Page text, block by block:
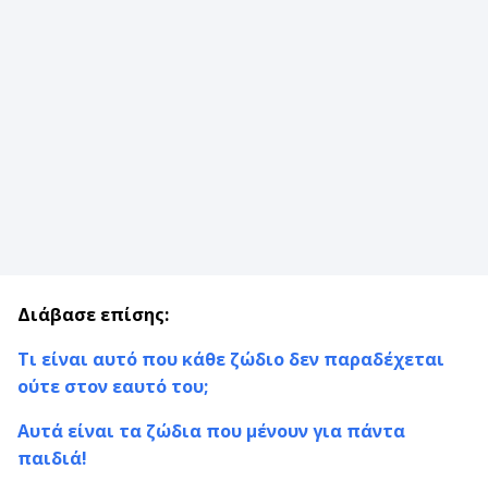
Διάβασε επίσης:
Τι είναι αυτό που κάθε ζώδιο δεν παραδέχεται
ούτε στον εαυτό του;
Αυτά είναι τα ζώδια που μένουν για πάντα
παιδιά!